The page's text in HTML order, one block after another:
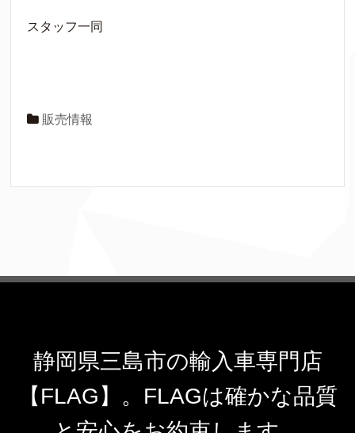
スタッフ一同
販売情報
静岡県三島市の輸入車専門店
【FLAG】。FLAGは確かな品質